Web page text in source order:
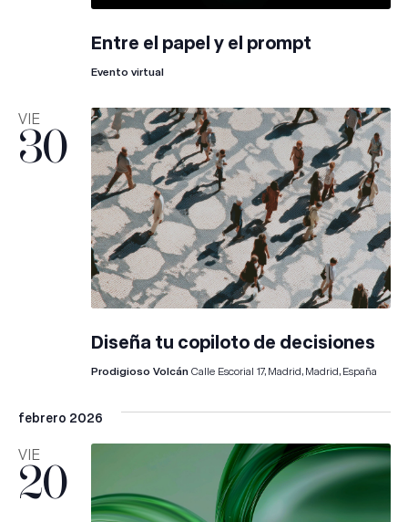
Entre el papel y el prompt
Evento virtual
VIE
30
Diseña tu copiloto de decisiones
Prodigioso Volcán Calle Escorial 17, Madrid, Madrid, España
febrero 2026
VIE
20